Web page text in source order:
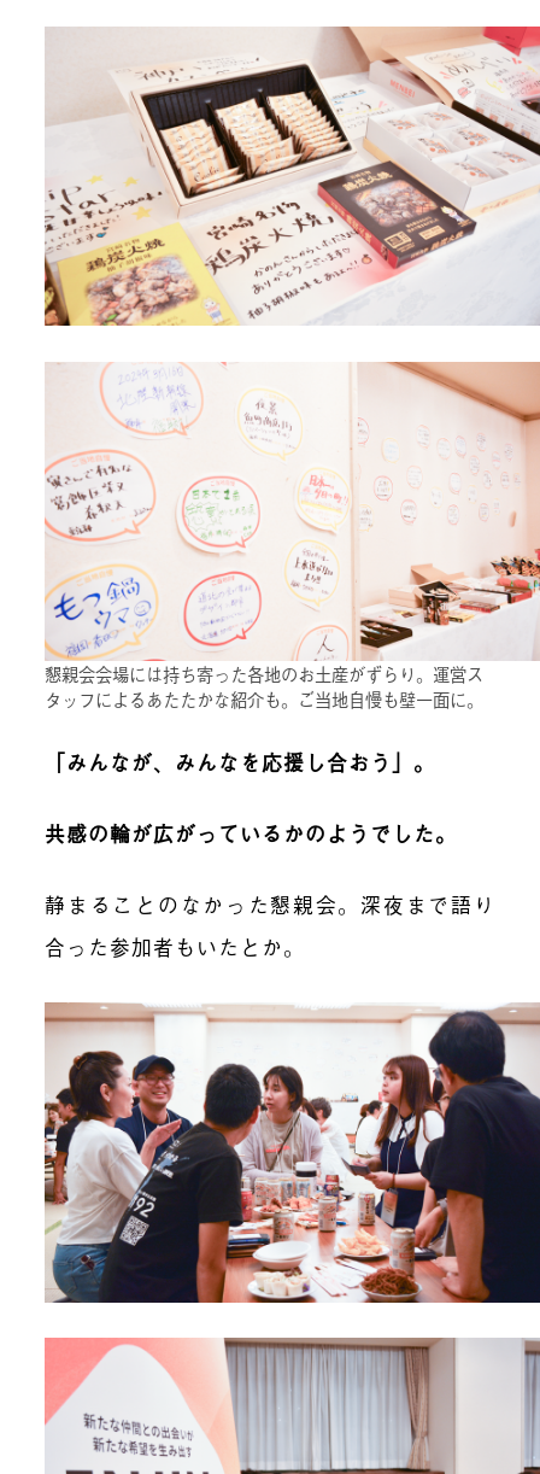
懇親会会場には持ち寄った各地のお土産がずらり。運営ス
タッフによるあたたかな紹介も。ご当地自慢も壁一面に。
「みんなが、みんなを応援し合おう」。
共感の輪が広がっているかのようでした。
静まることのなかった懇親会。深夜まで語り
合った参加者もいたとか。